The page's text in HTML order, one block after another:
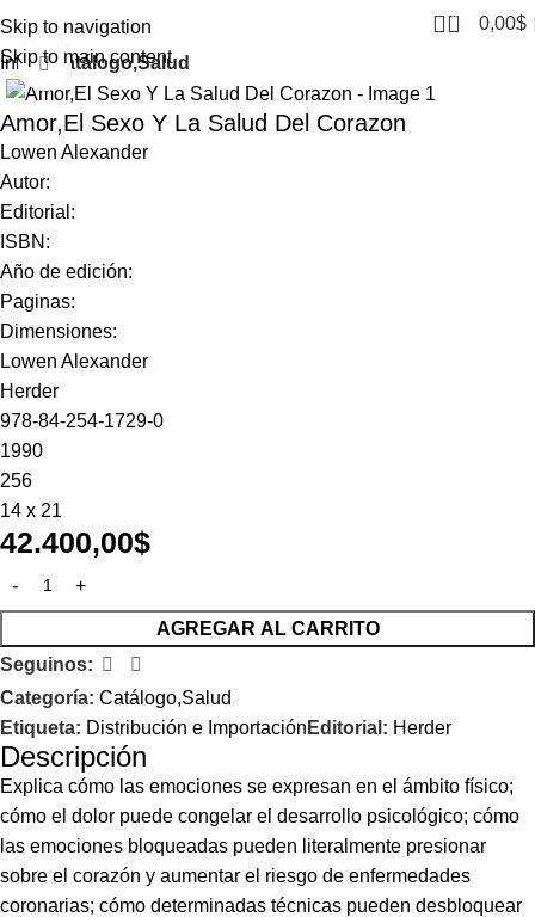
Skip to navigation
Skip to main content
0 0,00$
Inicio Catálogo,Salud
Click to enlarge
Amor,El Sexo Y La Salud Del Corazon
Lowen Alexander
Autor:
Editorial:
ISBN:
Año de edición:
Paginas:
Dimensiones:
Lowen Alexander
Herder
978-84-254-1729-0
1990
256
14 x 21
42.400,00$
AGREGAR AL CARRITO
Seguinos:
Categoría: Catálogo,Salud
Etiqueta: Distribución e Importación Editorial: Herder
Descripción
Explica cómo las emociones se expresan en el ámbito físico;
cómo el dolor puede congelar el desarrollo psicológico; cómo
las emociones bloqueadas pueden literalmente presionar
sobre el corazón y aumentar el riesgo de enfermedades
coronarias; cómo determinadas técnicas pueden desbloquear